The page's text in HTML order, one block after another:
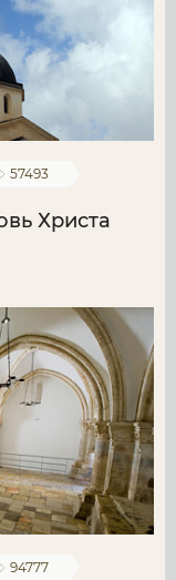
57493
Христа
94777